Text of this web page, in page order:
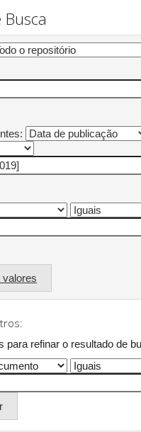
valores
para refinar o resultado de